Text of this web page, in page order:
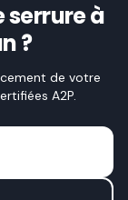
serrure à
?
de votre
A2P.